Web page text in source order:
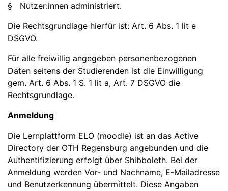
§ Nutzer:innen administriert.
Die Rechtsgrundlage hierfür ist: Art. 6 Abs. 1 lit e
DSGVO.
Für alle freiwillig angegeben personenbezogenen
Daten seitens der Studierenden ist die Einwilligung
gem. Art. 6 Abs. 1 S. 1 lit a, Art. 7 DSGVO die
Rechtsgrundlage.
Anmeldung
Die Lernplattform ELO (moodle) ist an das Active
Directory der OTH Regensburg angebunden und die
Authentifizierung erfolgt über Shibboleth. Bei der
Anmeldung werden Vor- und Nachname, E-Mailadresse
und Benutzerkennung übermittelt. Diese Angaben